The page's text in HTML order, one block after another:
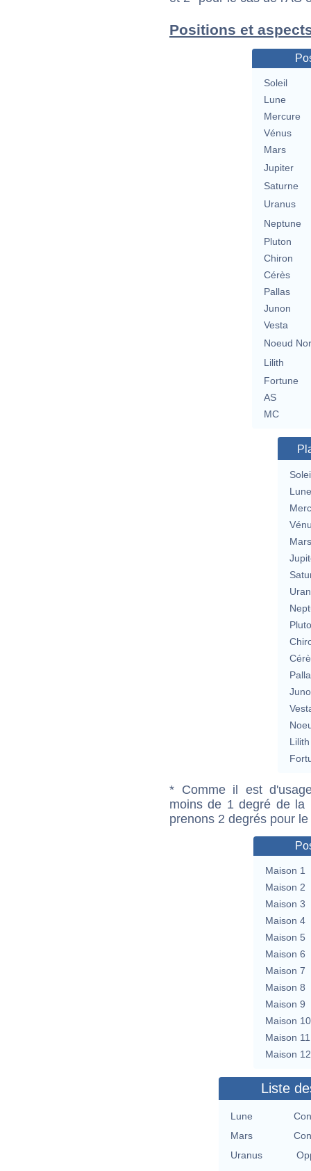
Positions et
Soleil
Lune
Mercure
Vénus
Mars
Jupiter
Saturne
Uranus
Neptune
Pluton
Chiron
Cérès
Pallas
Junon
Vesta
Noeud
Lilith
Fortune
AS
MC
Lune
Mars
Lilith
* Comme il est
moins de 1 degré de la
prenons 2 degrés pour
Maison 1
Maison 2
Maison 3
Maison 4
Maison 5
Maison 6
Maison 7
Maison 8
Maison 9
Maison 10
Maison 11
Maison 12
Liste
Lune
Mars
Uranus